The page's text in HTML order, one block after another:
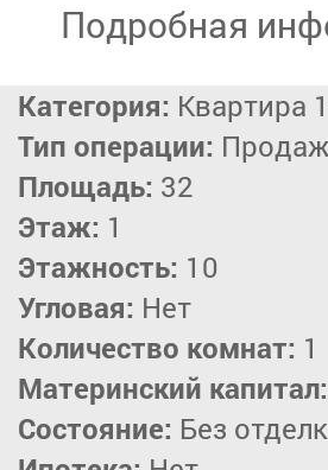
Подробная
Категория: Квартира
Тип операции:
Площадь: 32
Этаж: 1
Этажность: 10
Угловая: Нет
Количество комнат: 1
Материнский капитал:
Состояние: Без